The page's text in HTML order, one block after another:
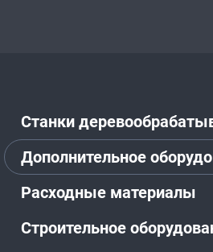
Станки
Дополнительное
Расходные материалы
Строительное